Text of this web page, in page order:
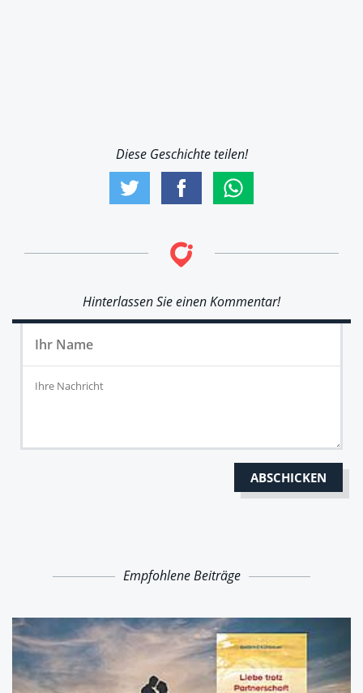
Diese Geschichte teilen!
Hinterlassen Sie einen Kommentar!
Empfohlene Beiträge